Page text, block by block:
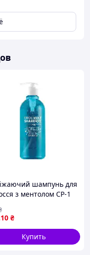
шампунь для
з ментолом CP-1
500 мл
₴
Купить